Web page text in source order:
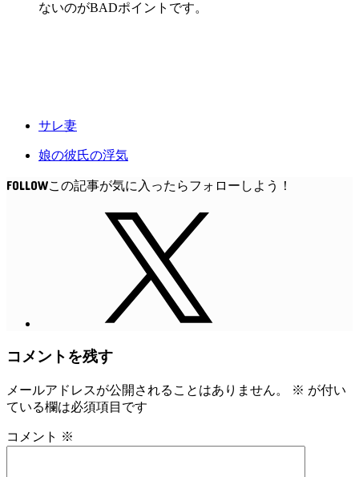
ないのがBADポイントです。
サレ妻
娘の彼氏の浮気
FOLLOW
コメントを残す
メールアドレスが公開されることはありません。 ※ が付い
ている欄は必須項目です
コメント ※